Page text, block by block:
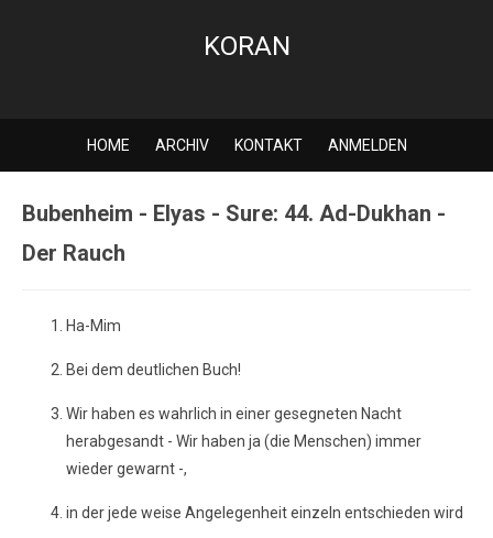
KORAN
HOME ARCHIV KONTAKT ANMELDEN
Bubenheim - Elyas - Sure: 44. Ad-Dukhan -
Der Rauch
Ha-Mim
Bei dem deutlichen Buch!
Wir haben es wahrlich in einer gesegneten Nacht
herabgesandt - Wir haben ja (die Menschen) immer
wieder gewarnt -,
in der jede weise Angelegenheit einzeln entschieden wird